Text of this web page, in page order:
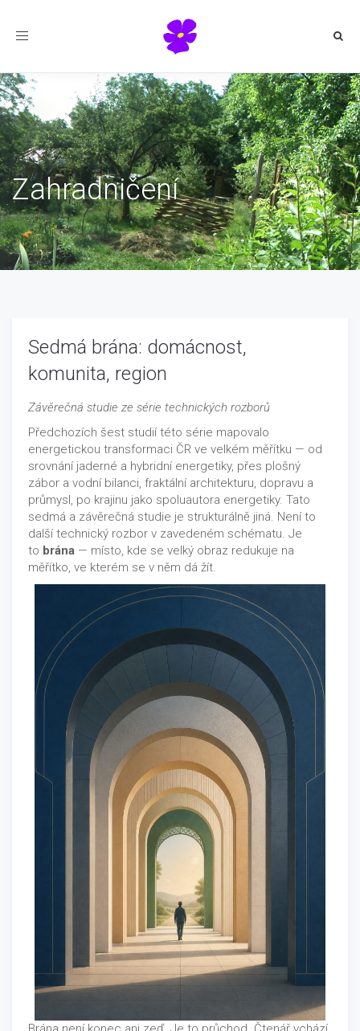
Toggle
Zahradničení
Sedmá brána: domácnost,
komunita, region
Závěrečná studie ze série technických rozborů
Předchozích šest studií této série mapovalo
energetickou transformaci ČR ve velkém měřítku — od
srovnání jaderné a hybridní energetiky, přes plošný
zábor a vodní bilanci, fraktální architekturu, dopravu a
průmysl, po krajinu jako spoluautora energetiky. Tato
sedmá a závěrečná studie je strukturálně jiná. Není to
další technický rozbor v zavedeném schématu. Je
to brána — místo, kde se velký obraz redukuje na
měřítko, ve kterém se v něm dá žít.